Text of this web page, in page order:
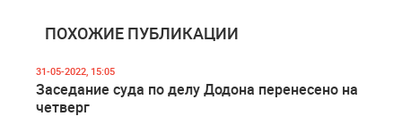
ПОХОЖИЕ ПУБЛИКАЦИИ
31-05-2022, 15:05
Заседание суда по делу Додона перенесено на
четверг